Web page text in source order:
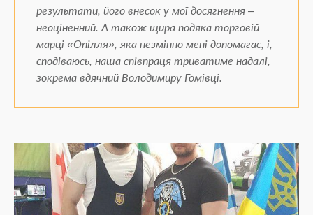
результати, його внесок у мої досягнення –
неоціненний. А також щира подяка торговій
марці «Опілля», яка незмінно мені допомагає, і,
сподіваюсь, наша співпраця триватиме надалі,
зокрема вдячний Володимиру Гомівці.